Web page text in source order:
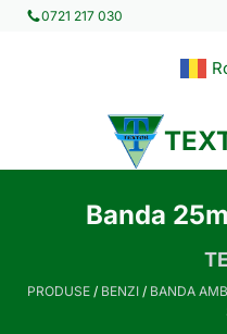
0721 217 030
Banda
PRODUSE / BENZI / BANDA